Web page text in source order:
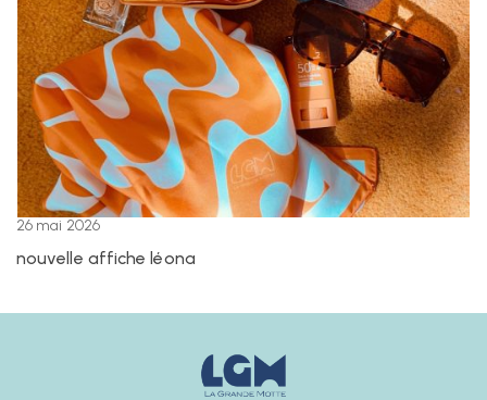
26 mai 2026
nouvelle affiche léona